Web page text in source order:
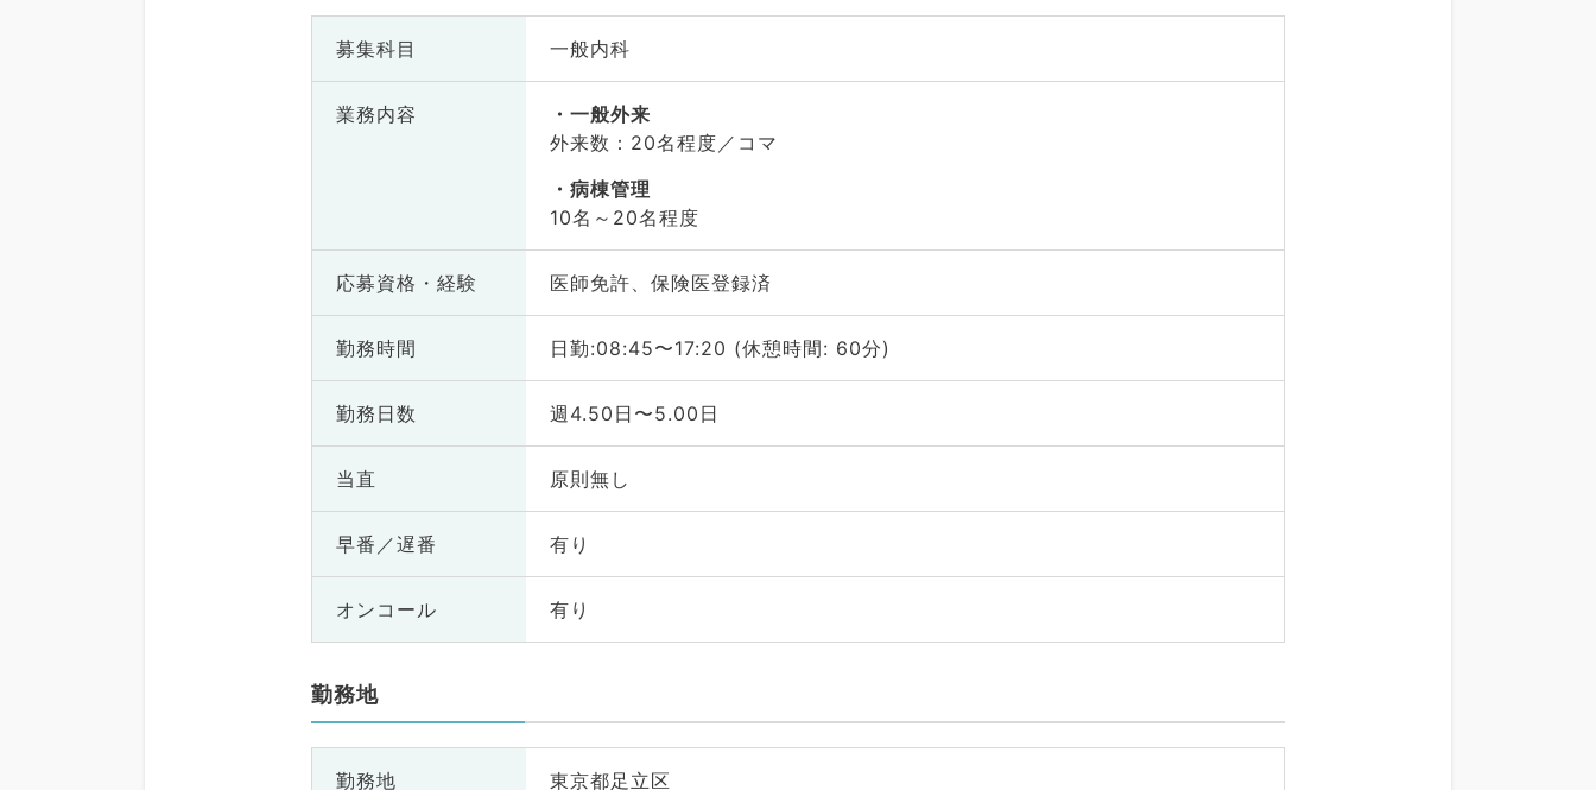
募集科目 一般内科
業務内容
一般外来
外来数：20名程度／コマ
病棟管理
10名～20名程度
応募資格・ 経験 医師免許、保険医登録済
勤務時間 日勤:08:45〜17:20 (休憩時間: 60分)
勤務日数 週4.50日〜5.00日
当直 原則無し
早番／遅番 有り
オンコール 有り
勤務地
勤務地 東京都足立区